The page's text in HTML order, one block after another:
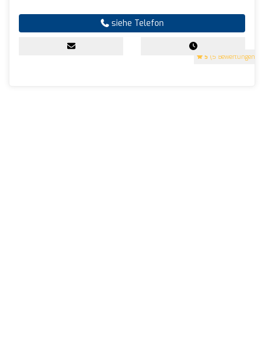
5 (5 Bewertungen)
siehe Telefon